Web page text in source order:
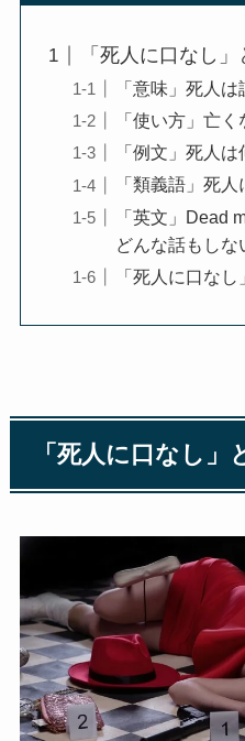
「死人に口なし」
「意味」死人
「使い方」亡
「例文」死人
「類義語」死
「英文」Dead
どんな話もしな
「死人に口な
「死人に口なし」